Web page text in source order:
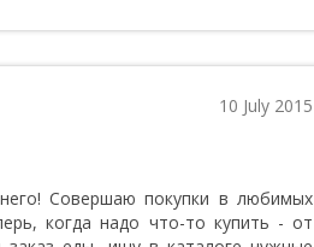
10 July 2015
Совершаю покупки в любимых
когда надо что-то купить - от